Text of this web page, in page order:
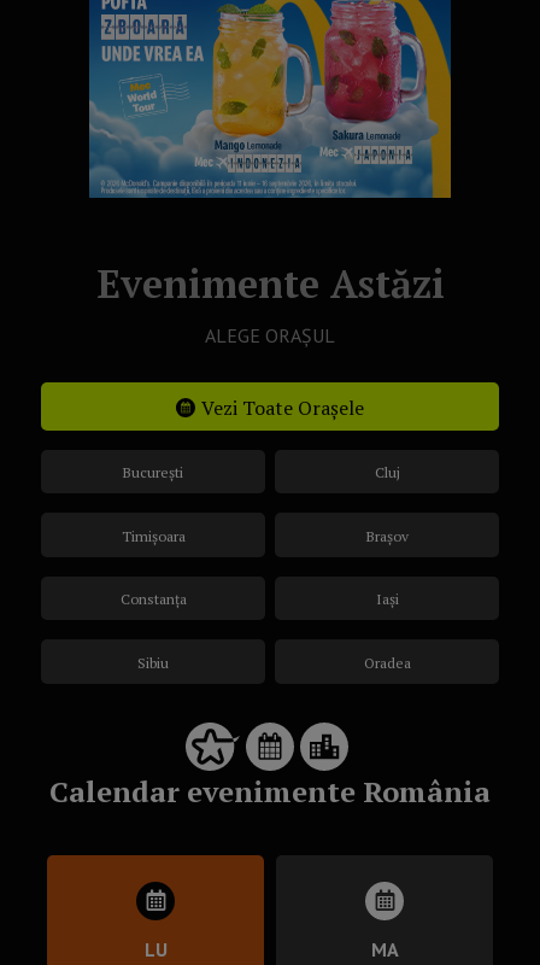
Evenimente Astăzi
ALEGE ORAȘUL
Vezi Toate Orașele
București
Timișoara
Constanța
Sibiu
Cluj
Brașov
Iași
Oradea
Calendar evenimente România
LU MA